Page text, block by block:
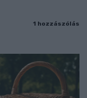
1 hozzászólás